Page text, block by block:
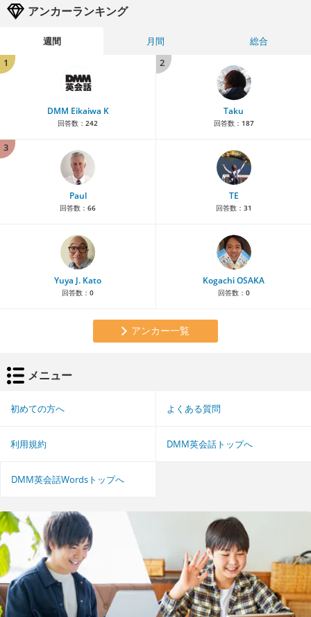
アンカーランキング
週間 月間
総合
1
DMM Eikaiwa K
回答数： 242
2
Taku
回答数： 187
3
Paul
回答数： 66
TE
回答数： 31
Yuya J. Kato
回答数： 0
Kogachi OSAKA
回答数： 0
アンカー一覧
メニュー
初めての方へ よくある質問
利用規約 DMM英会話トップへ
DMM英会話Wordsトップへ